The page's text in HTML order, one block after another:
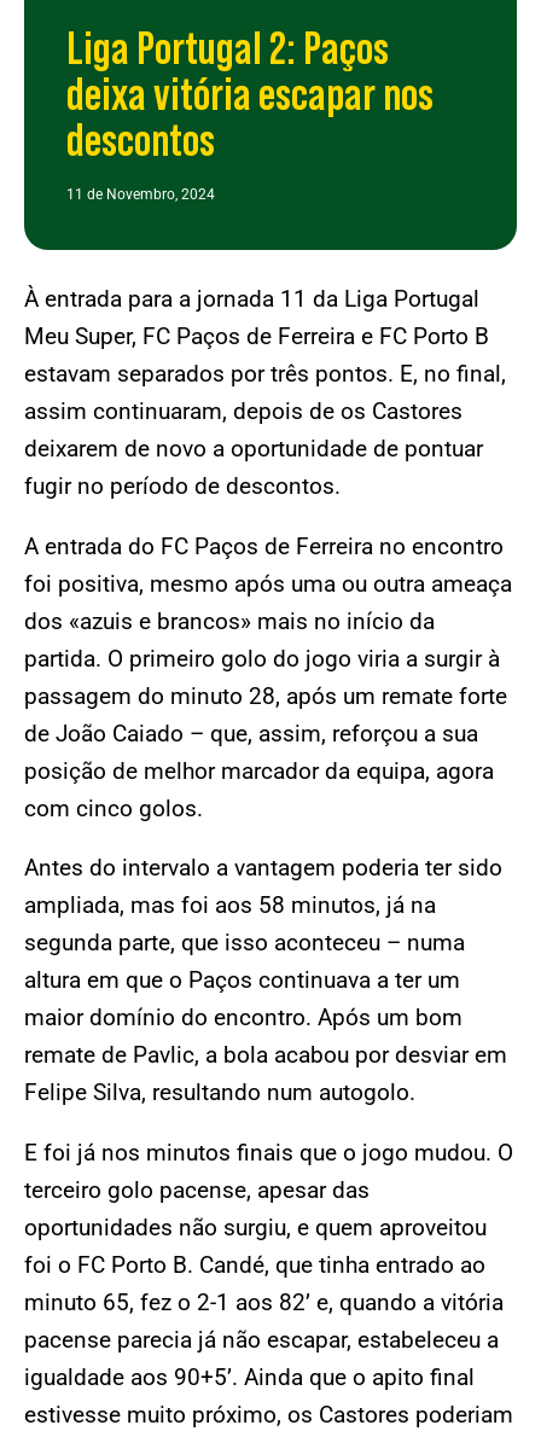
Liga Portugal 2: Paços
deixa vitória escapar nos
descontos
11 de Novembro, 2024
À entrada para a jornada 11 da Liga Portugal
Meu Super, FC Paços de Ferreira e FC Porto B
estavam separados por três pontos. E, no final,
assim continuaram, depois de os Castores
deixarem de novo a oportunidade de pontuar
fugir no período de descontos.
A entrada do FC Paços de Ferreira no encontro
foi positiva, mesmo após uma ou outra ameaça
dos «azuis e brancos» mais no início da
partida. O primeiro golo do jogo viria a surgir à
passagem do minuto 28, após um remate forte
de João Caiado – que, assim, reforçou a sua
posição de melhor marcador da equipa, agora
com cinco golos.
Antes do intervalo a vantagem poderia ter sido
ampliada, mas foi aos 58 minutos, já na
segunda parte, que isso aconteceu – numa
altura em que o Paços continuava a ter um
maior domínio do encontro. Após um bom
remate de Pavlic, a bola acabou por desviar em
Felipe Silva, resultando num autogolo.
E foi já nos minutos finais que o jogo mudou. O
terceiro golo pacense, apesar das
oportunidades não surgiu, e quem aproveitou
foi o FC Porto B. Candé, que tinha entrado ao
minuto 65, fez o 2-1 aos 82’ e, quando a vitória
pacense parecia já não escapar, estabeleceu a
igualdade aos 90+5’. Ainda que o apito final
estivesse muito próximo, os Castores poderiam